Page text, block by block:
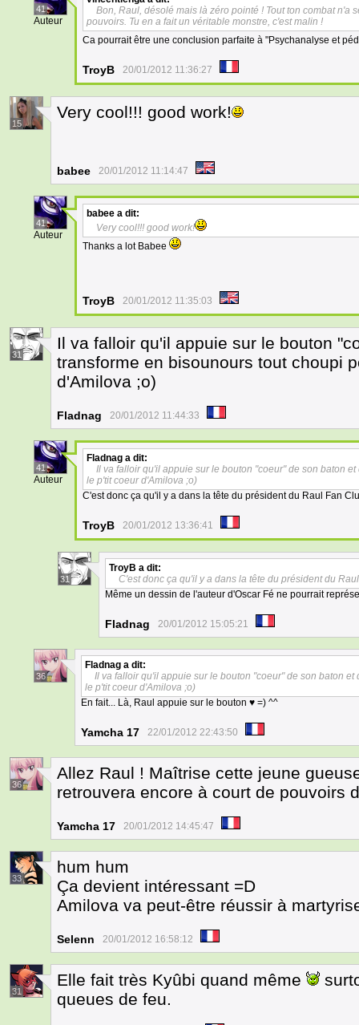
41
Auteur
Bon, Raul, désolé mais là zéro pointé ! Tout ton combat n'a
pouvoirs. Tu en a fait un véritable monstre, c'est malin !
Ca pourrait être une conclusion parfaite à "Psychanalyse et
TroyB 20/01/2012 11:36:27
15
Very cool!!! good work!
babee 20/01/2012 11:14:47
41
Auteur
babee a dit:
Very cool!!! good work!
Thanks a lot Babee
TroyB 20/01/2012 11:35:03
31
Il va falloir qu'il appuie sur le bouton
transforme en bisounours tout choupi
d'Amilova ;o)
Fladnag 20/01/2012 11:44:33
41
Auteur
Fladnag a dit:
Il va falloir qu'il appuie sur le bouton "coeur" de son baton
le p'tit coeur d'Amilova ;o)
C'est donc ça qu'il y a dans la tête du président du Raul Fan
TroyB 20/01/2012 13:36:41
31
TroyB a dit:
C'est donc ça qu'il y a dans la tête du président du
Même un dessin de l'auteur d'Oscar Fé ne pourrait
Fladnag 20/01/2012 15:05:21
36
Fladnag a dit:
Il va falloir qu'il appuie sur le bouton "coeur" de son baton
le p'tit coeur d'Amilova ;o)
En fait... Là, Raul appuie sur le bouton ♥ =) ^^
Yamcha 17 22/01/2012 22:43:50
36
Allez Raul ! Maîtrise cette jeune
retrouvera encore à court de pouvoirs
Yamcha 17 20/01/2012 14:45:47
33
hum hum
Ça devient intéressant =D
Amilova va peut-être réussir à
Selenn 20/01/2012 16:58:12
31
Elle fait très Kyûbi quand même
queues de feu.